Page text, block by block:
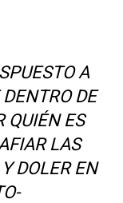
A
DE
QUIÉN ES
LAS
DOLER EN